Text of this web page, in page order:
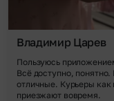
Владимир Царев
Пользуюсь
Всё доступно,
отличные. Курьеры как
приезжают вовремя.